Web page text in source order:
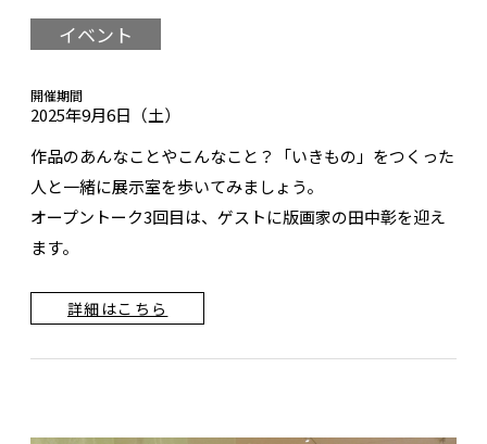
イベント
開催期間
2025年9月6日（土）
作品のあんなことやこんなこと？「いきもの」をつくった
人と一緒に展示室を歩いてみましょう。
オープントーク3回目は、ゲストに版画家の田中彰を迎え
ます。
詳細はこちら